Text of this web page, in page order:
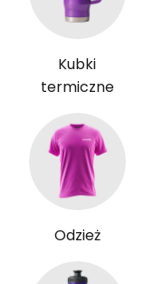
Kubki
termiczne
Odzież